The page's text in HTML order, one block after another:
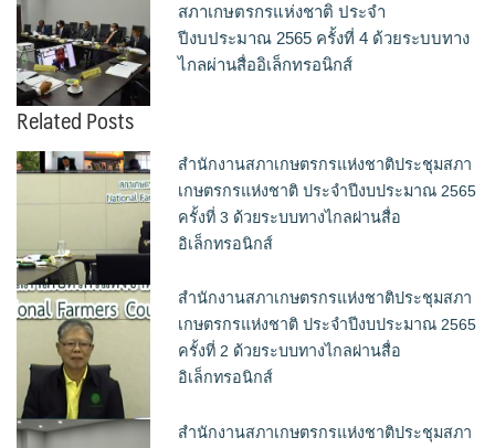
สภาเกษตรกรแห่งชาติ ประจำ
ปีงบประมาณ 2565 ครั้งที่ 4 ด้วยระบบทาง
ไกลผ่านสื่ออิเล็กทรอนิกส์
Related Posts
สำนักงานสภาเกษตรกรแห่งชาติประชุมสภา
เกษตรกรแห่งชาติ ประจำปีงบประมาณ 2565
ครั้งที่ 3 ด้วยระบบทางไกลผ่านสื่อ
อิเล็กทรอนิกส์
สำนักงานสภาเกษตรกรแห่งชาติประชุมสภา
เกษตรกรแห่งชาติ ประจำปีงบประมาณ 2565
ครั้งที่ 2 ด้วยระบบทางไกลผ่านสื่อ
อิเล็กทรอนิกส์
สำนักงานสภาเกษตรกรแห่งชาติประชุมสภา